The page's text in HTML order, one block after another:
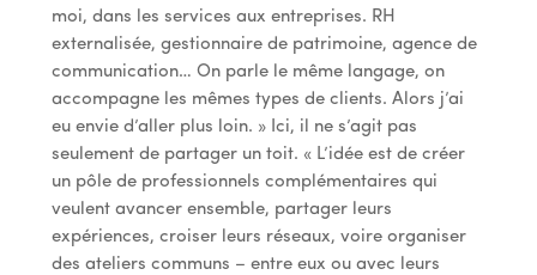
moi, dans les services aux entreprises. RH
externalisée, gestionnaire de patrimoine, agence de
communication… On parle le même langage, on
accompagne les mêmes types de clients. Alors j’ai
eu envie d’aller plus loin. » Ici, il ne s’agit pas
seulement de partager un toit. « L’idée est de créer
un pôle de professionnels complémentaires qui
veulent avancer ensemble, partager leurs
expériences, croiser leurs réseaux, voire organiser
des ateliers communs – entre eux ou avec leurs